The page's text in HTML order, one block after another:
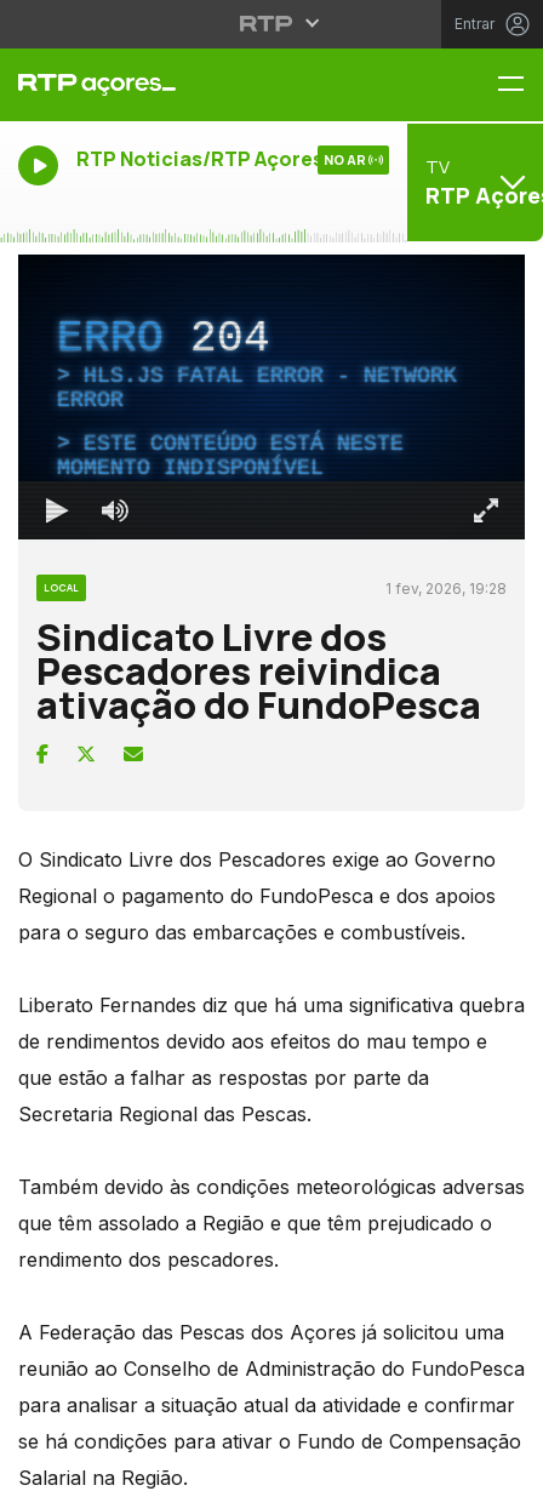
Entrar
RTP Noticias/RTP Açores NO AR TV
RTP
ERRO204
HLS.JS FATAL ERROR - NETWORK
ERROR
ESTE CONTEÚDO ESTÁ NESTE
MOMENTO INDISPONÍVEL
LOCAL 1 fev, 2026, 19:28
Sindicato Livre dos
Pescadores reivindica
ativação do FundoPesca
O Sindicato Livre dos Pescadores exige ao Governo
Regional o pagamento do FundoPesca e dos apoios
para o seguro das embarcações e combustíveis.
Liberato Fernandes diz que há uma significativa quebra
de rendimentos devido aos efeitos do mau tempo e
que estão a falhar as respostas por parte da
Secretaria Regional das Pescas.
Também devido às condições meteorológicas adversas
que têm assolado a Região e que têm prejudicado o
rendimento dos pescadores.
A Federação das Pescas dos Açores já solicitou uma
reunião ao Conselho de Administração do FundoPesca
para analisar a situação atual da atividade e confirmar
se há condições para ativar o Fundo de Compensação
Salarial na Região.